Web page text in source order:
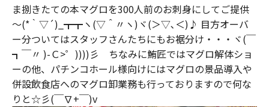
ま捌きたての本マグロを300人前のお刺身にしてご提供
～(*｀▽´)_┳┳ヽ(▽＾〃ヽ)ヾ(＞▽､＜)♪ 目方オーバ
ー分ついてはスタッフさんたちにもお裾分け・・・ヾ(￣
┓￣〃 )-Ｃ>゜))))彡 ちなみに鮪匠ではマグロ解体ショ
ーの他、パチンコホール様向けにはマグロの景品導入や
併設飲食店へのマグロ卸業務も行っておりますので何な
りと☆彡(￣∇+￣)v